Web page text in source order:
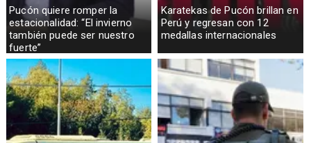
Pucón quiere romper la
estacionalidad: “El invierno
también puede ser nuestro
fuerte”
Karatekas de Pucón brillan en
Perú y regresan con 12
medallas internacionales